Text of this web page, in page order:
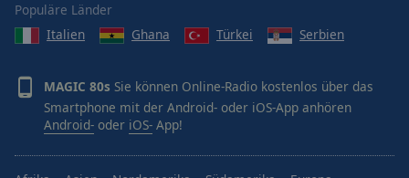
Populäre Länder
Italien
Ghana Türkei Serbien
MAGIC 80s Sie können Online-Radio kostenlos über das
Smartphone mit der Android- oder iOS-App anhören
Android- oder iOS- App!